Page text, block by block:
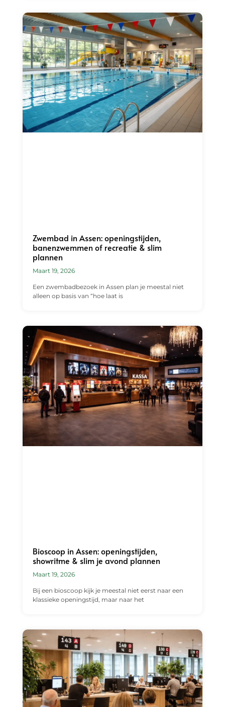
Zwembad in Assen: openingstijden,
banenzwemmen of recreatie & slim
plannen
Maart 19, 2026
Een zwembadbezoek in Assen plan je meestal niet
alleen op basis van “hoe laat is
Bioscoop in Assen: openingstijden,
showritme & slim je avond plannen
Maart 19, 2026
Bij een bioscoop kijk je meestal niet eerst naar een
klassieke openingstijd, maar naar het